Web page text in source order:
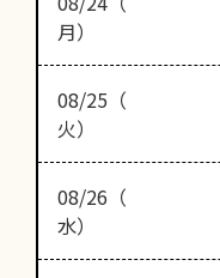
月）
08/25（
火）
08/26（
水）